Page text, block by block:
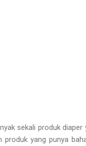
sekali produk
produk yang punya